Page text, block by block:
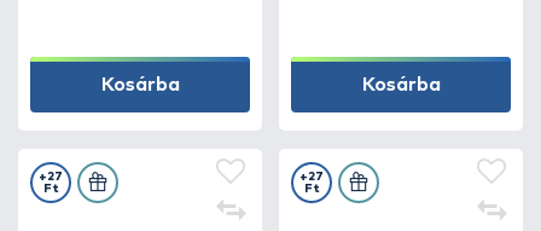
Kosárba Kosárba
+27
Ft
+27
Ft